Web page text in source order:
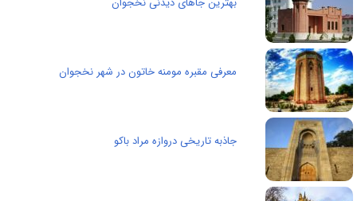
معرفی مقبره مومنه خاتون در شهر نخجوان
جاذبه تاریخی دروازه‌ مراد باکو